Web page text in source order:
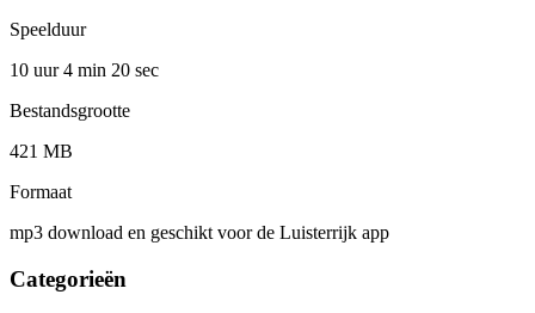
Speelduur
10 uur 4 min 20 sec
Bestandsgrootte
421 MB
Formaat
mp3 download en geschikt voor de Luisterrijk app
Categorieën